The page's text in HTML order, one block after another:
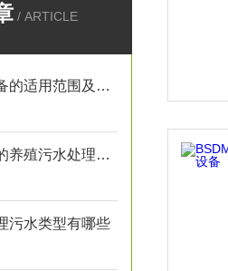
/ ARTICLE
民营医院污水处理设备的适用范围及操作规范介绍
能为养殖业带来好处的养殖污水处理设备不要忘记保养它
污水类型有哪些